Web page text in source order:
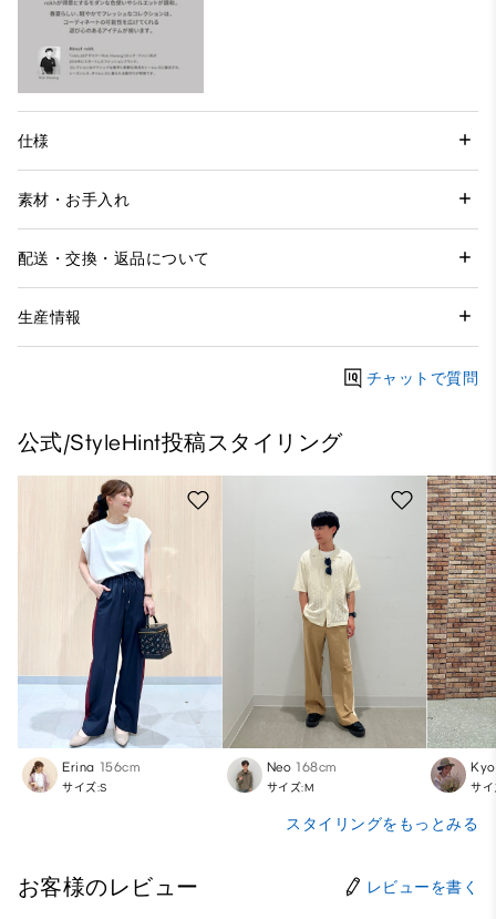
仕様
素材・お手入れ
配送・交換・返品について
生産情報
チャットで質問
公式/StyleHint投稿スタイリング
Erina 156cm
サイズ:S
Neo 168cm
サイズ:M サイ
スタイリングをもっとみる
お客様のレビュー レビューを書く